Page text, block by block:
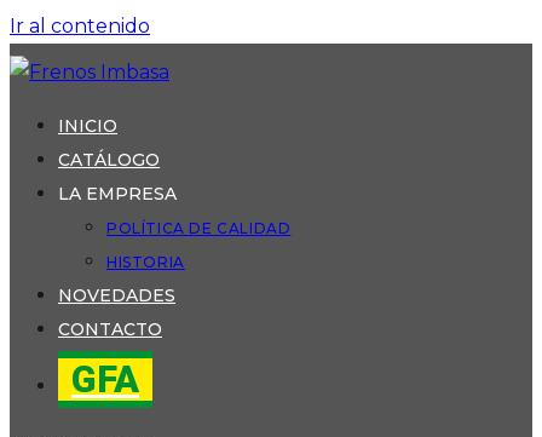
Ir al contenido
INICIO
CATÁLOGO
LA EMPRESA
POLÍTICA DE CALIDAD
HISTORIA
NOVEDADES
CONTACTO
GFA